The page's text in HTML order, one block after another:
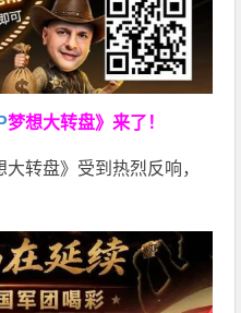
梦想大转盘》来了！
大转盘》受到热烈反响，